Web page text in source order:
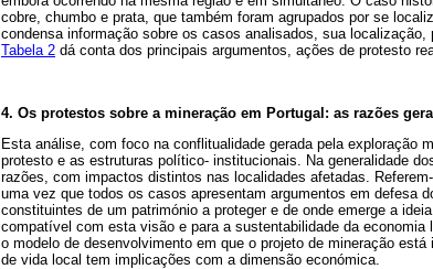
cobre, chumbo e prata, que também foram agrupados por se
condensa informação sobre os casos analisados, sua
Tabela 2 dá conta dos principais argumentos, ações de protesto
4. Os protestos sobre a mineração em Portugal: as razões
Esta análise, com foco na conflitualidade gerada pela exploração
protesto e as estruturas político- institucionais. Na generalidade
razões, com impactos distintos nas localidades afetadas.
uma vez que todos os casos apresentam argumentos em defesa
constituintes de um património a proteger e de onde emerge a
compatível com esta visão e para a sustentabilidade da
o modelo de desenvolvimento em que o projeto de mineração
de vida local tem implicações com a dimensão económica.